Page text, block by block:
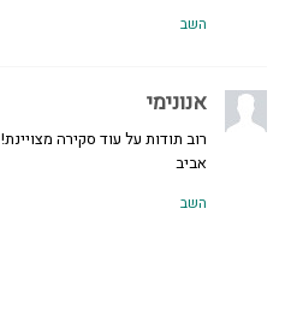
השב
אנונימי
רוב תודות על עוד סקירה מצויינת!
אביב
השב